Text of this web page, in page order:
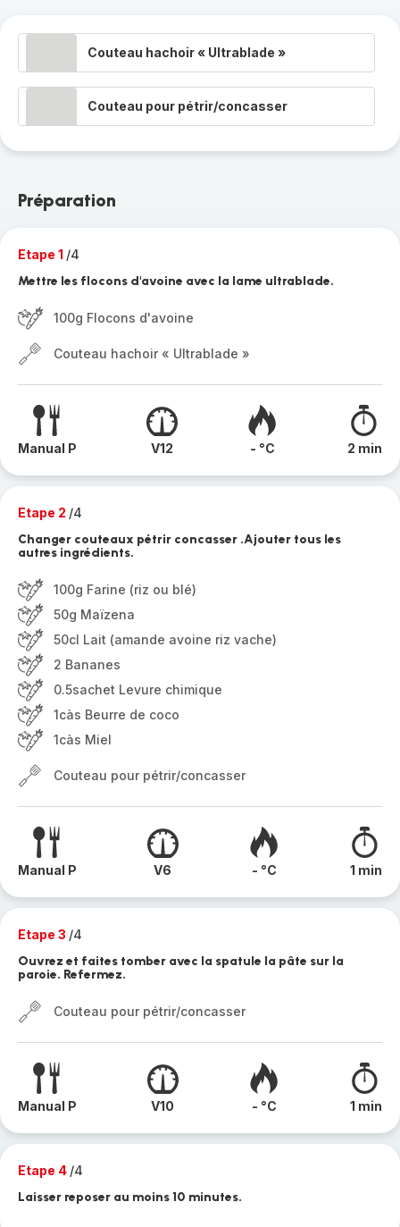
Couteau hachoir « Ultrablade »
Couteau pour pétrir/concasser
Préparation
Etape 1 /4
Mettre les flocons d'avoine avec la lame ultrablade.
100g Flocons d'avoine
Couteau hachoir « Ultrablade »
Manual P V12 - °C 2 min
Etape 2 /4
Changer couteaux pétrir concasser .Ajouter tous les
autres ingrédients.
100g Farine (riz ou blé)
50g Maïzena
50cl Lait (amande avoine riz vache)
2 Bananes
0.5sachet Levure chimique
1càs Beurre de coco
1càs Miel
Couteau pour pétrir/concasser
Manual P V6 - °C 1 min
Etape 3 /4
Ouvrez et faites tomber avec la spatule la pâte sur la
paroie. Refermez.
Couteau pour pétrir/concasser
Manual P V10 - °C 1 min
Etape 4 /4
Laisser reposer au moins 10 minutes.